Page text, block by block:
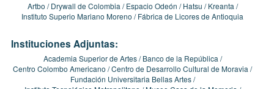
Artbo Drywall de Colombia Espacio Odeón Hatsu
Kreanta
Instituto Superio Mariano Moreno
Fábrica de Licores de Antioquia
Instituciones Adjuntas:
Academia Superior de Artes
Banco de la República
Centro Colombo Americano Centro de Desarrollo Cultural de Moravia
Fundación Universitaria Bellas Artes